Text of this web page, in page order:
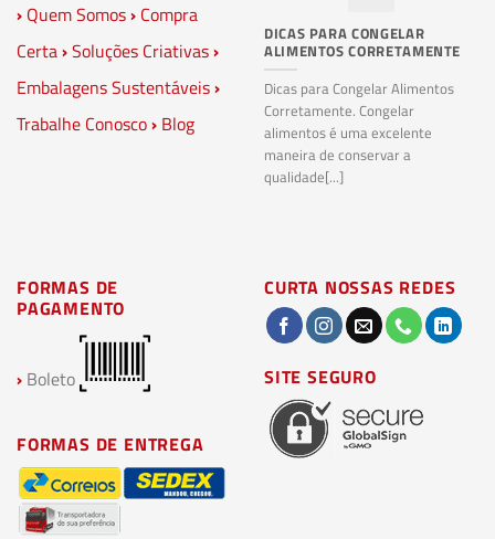
› Quem Somos› Compra
Certa›Soluções Criativas›
Embalagens Sustentáveis›
Trabalhe Conosco› Blog
DICAS PARA CONGELAR
ALIMENTOS CORRETAMENTE
Dicas para Congelar Alimentos
Corretamente. Congelar
alimentos é uma excelente
maneira de conservar a
qualidade[...]
FORMAS DE
PAGAMENTO
› Boleto
FORMAS DE ENTREGA
CURTA NOSSAS REDES
SITE SEGURO